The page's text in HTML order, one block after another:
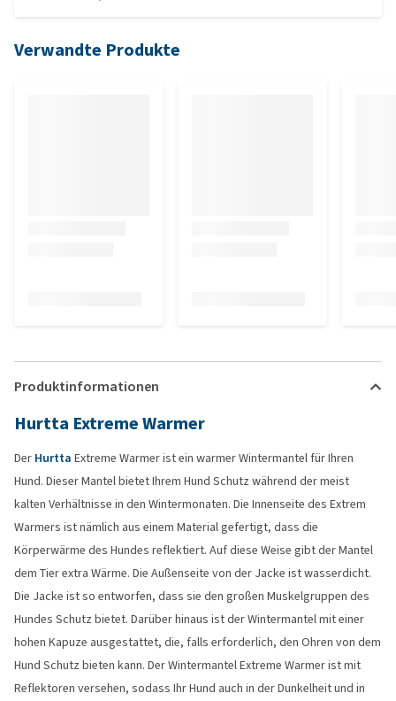
Verwandte Produkte
Produktinformationen
Hurtta Extreme Warmer
Der Hurtta Extreme Warmer ist ein warmer Wintermantel für Ihren
Hund. Dieser Mantel bietet Ihrem Hund Schutz während der meist
kalten Verhältnisse in den Wintermonaten. Die Innenseite des Extrem
Warmers ist nämlich aus einem Material gefertigt, dass die
Körperwärme des Hundes reflektiert. Auf diese Weise gibt der Mantel
dem Tier extra Wärme. Die Außenseite von der Jacke ist wasserdicht.
Die Jacke ist so entworfen, dass sie den großen Muskelgruppen des
Hundes Schutz bietet. Darüber hinaus ist der Wintermantel mit einer
hohen Kapuze ausgestattet, die, falls erforderlich, den Ohren von dem
Hund Schutz bieten kann. Der Wintermantel Extreme Warmer ist mit
Reflektoren versehen, sodass Ihr Hund auch in der Dunkelheit und in